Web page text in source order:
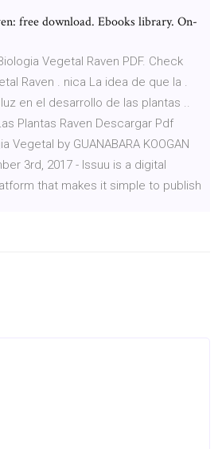
free download. Ebooks library. On-
Vegetal Raven PDF. Check
Raven . nica La idea de que la .
en el desarrollo de las plantas ..
Plantas Raven Descargar Pdf
Vegetal by GUANABARA KOOGAN
3rd, 2017 - Issuu is a digital
that makes it simple to publish